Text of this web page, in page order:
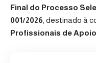
Final do Processo
001/2026 , destinado à
Profissionais de